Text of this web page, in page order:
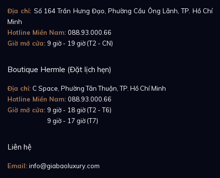
Chiếc đồng hồ kích thước 28mm này có vành bezel
hình tròn bao quanh phần mặt số màu chocolate
ngọt ngào và quyến rũ. Mặt số đồng hồ nổi bật cùng
bộ cọc số sao, riêng góc 9 giờ là chữ số La Mã đính
kim cương lấp lánh. Sự tỏa sáng của những viên kim
cương làm say lòng tất cả những cô gái yêu đồng hồ
dẫn và sang trọng.
Địa chỉ: Số 164 Trần Hưng Đạo, Phường Cầu Ông Lãnh, TP. Hồ Chí
Minh
Hotline Miền Nam: 088.93.000.66
Giờ mở cửa: 9 giờ - 19 giờ (T2 - CN)
Boutique Hermle (Đặt lịch hẹn)
Địa chỉ: C Space, Phường Tân Thuận, TP. Hồ Chí Minh
Hotline Miền Nam: 088.93.000.66
Giờ mở cửa: 9 giờ - 18 giờ (T2 - T6)
9 giờ - 17 giờ (T7)
Liên hệ
Email: info@giabaoluxury.com